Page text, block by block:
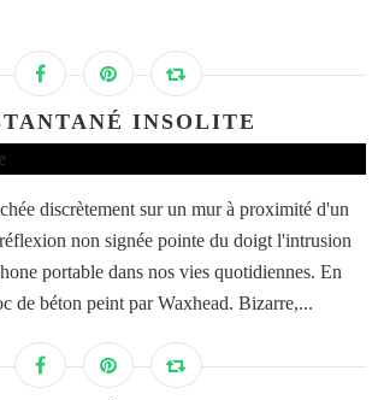
INSOLITE
discrètement sur un mur à proximité d'un
non signée pointe du doigt l'intrusion
portable dans nos vies quotidiennes. En
de béton peint par Waxhead. Bizarre,...